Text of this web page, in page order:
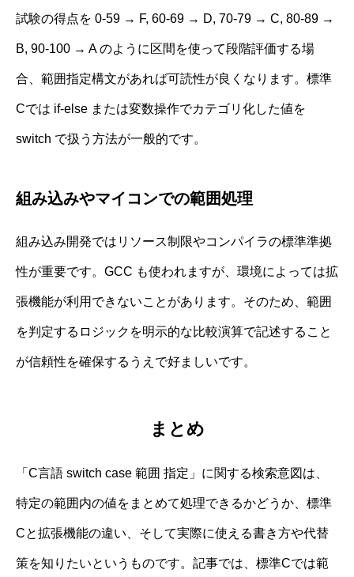
試験の得点を 0‐59 → F, 60‐69 → D, 70‐79 → C, 80‐89 →
B, 90‐100 → A のように区間を使って段階評価する場
合、範囲指定構文があれば可読性が良くなります。標準
Cでは if-else または変数操作でカテゴリ化した値を
switch で扱う方法が一般的です。
組み込みやマイコンでの範囲処理
組み込み開発ではリソース制限やコンパイラの標準準拠
性が重要です。GCC も使われますが、環境によっては拡
張機能が利用できないことがあります。そのため、範囲
を判定するロジックを明示的な比較演算で記述すること
が信頼性を確保するうえで好ましいです。
まとめ
「C言語 switch case 範囲 指定」に関する検索意図は、
特定の範囲内の値をまとめて処理できるかどうか、標準
Cと拡張機能の違い、そして実際に使える書き方や代替
策を知りたいというものです。記事では、標準Cでは範